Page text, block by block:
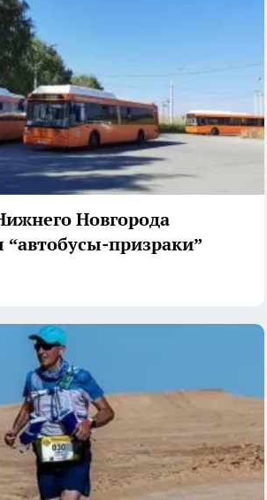
Новгорода
призраки”